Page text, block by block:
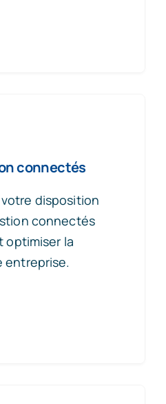
connectés
disposition
connectés
optimiser la
entreprise.